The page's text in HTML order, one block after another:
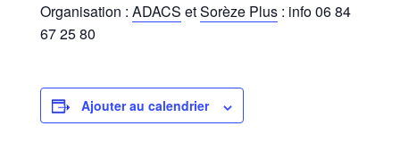
Organisation : ADACS etSorèze Plus: info 06 84
67 25 80
Ajouter au calendrier